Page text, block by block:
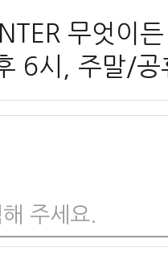
주세요.